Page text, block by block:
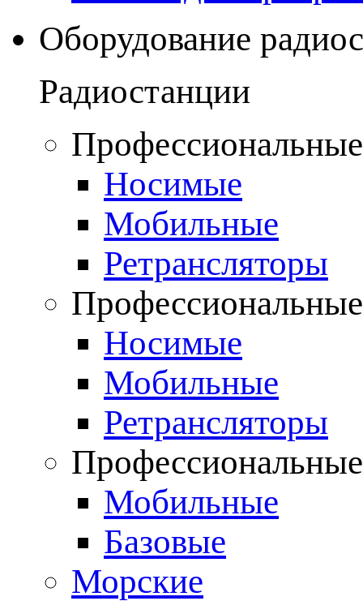
Оборудование
Радиостанции
Носимые
Мобильные
Ретрансляторы
Носимые
Мобильные
Ретрансляторы
Мобильные
Базовые
Морские